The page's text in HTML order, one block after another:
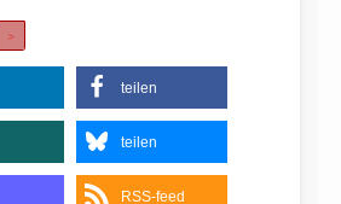
teilen
teilen
RSS-feed